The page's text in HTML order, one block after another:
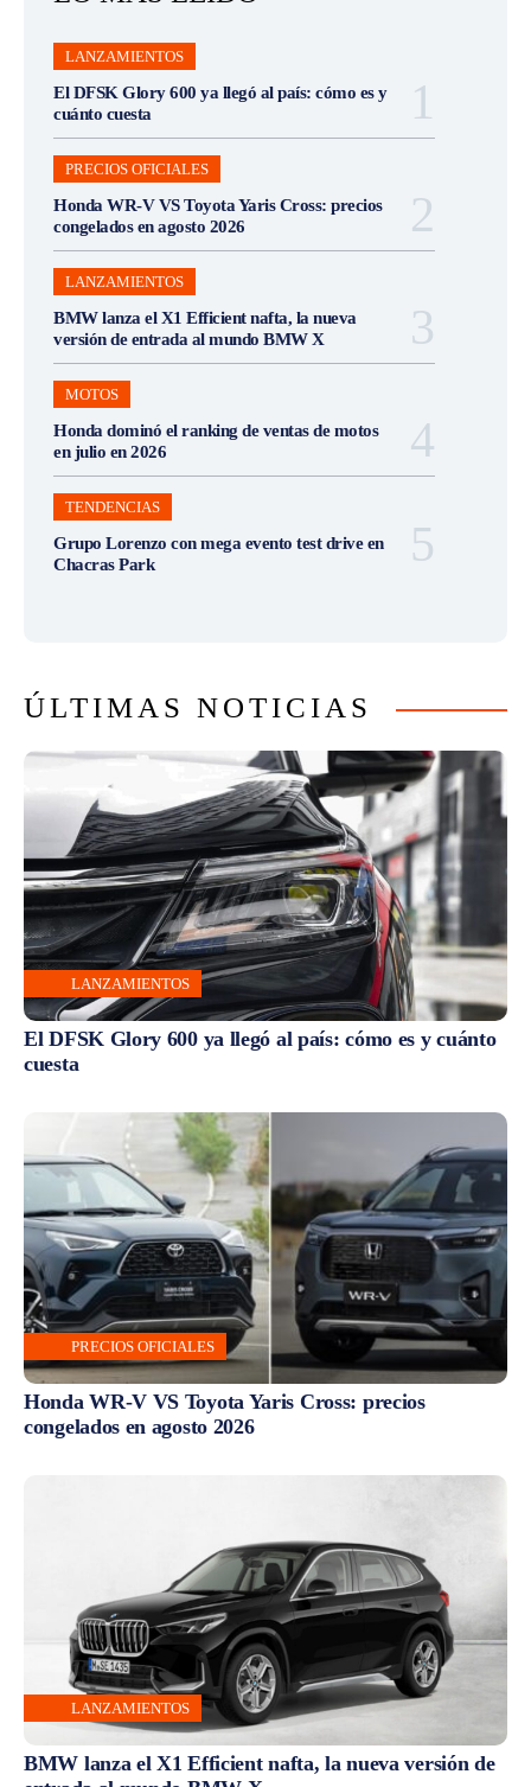
LANZAMIENTOS
El DFSK Glory 600 ya llegó al país: cómo es y
cuánto cuesta
PRECIOS OFICIALES
Honda WR-V VS Toyota Yaris Cross: precios
congelados en agosto 2026
LANZAMIENTOS
BMW lanza el X1 Efficient nafta, la nueva
versión de entrada al mundo BMW X
MOTOS
Honda dominó el ranking de ventas de motos
en julio en 2026
TENDENCIAS
Grupo Lorenzo con mega evento test drive en
Chacras Park
ÚLTIMAS NOTICIAS
LANZAMIENTOS
El DFSK Glory 600 ya llegó al país: cómo es y cuánto
cuesta
PRECIOS OFICIALES
Honda WR-V VS Toyota Yaris Cross: precios
congelados en agosto 2026
LANZAMIENTOS
BMW lanza el X1 Efficient nafta, la nueva versión de